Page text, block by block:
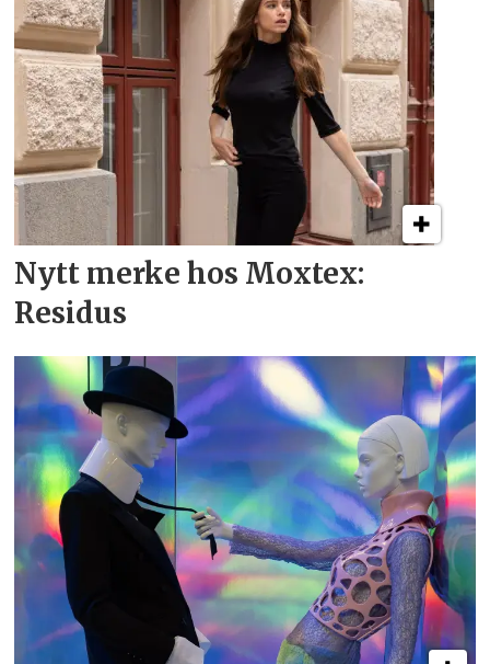
Nytt merke hos Moxtex:
Residus